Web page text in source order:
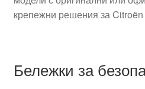
крепежни решения за
Бележки за